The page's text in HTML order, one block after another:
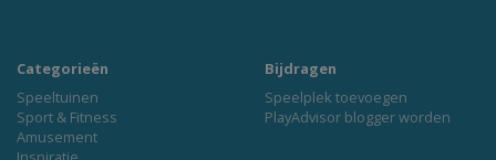
Categorieën
Speeltuinen
Sport & Fitness
Amusement
Bijdragen
Speelplek toevoegen
PlayAdvisor blogger worden